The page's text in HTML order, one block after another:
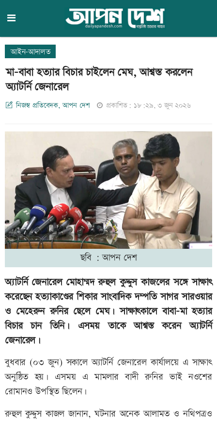
আইন-আদালত
মা-বাবা হত্যার বিচার চাইলেন মেঘ, আশ্বস্ত করলেন
অ্যাটর্নি জেনারেল
নিজস্ব প্রতিবেদক, আপন দেশ প্রকাশিত: ১৮:২৯, ৩ জুন ২০২৬
ছবি : আপন দেশ
অ্যাটর্নি জেনারেল মোহাম্মদ রুহুল কুদ্দুস কাজলের সঙ্গে সাক্ষাৎ
করেছেন হত্যাকাণ্ডের শিকার সাংবাদিক দম্পতি সাগর সারওয়ার
ও মেহেরুন রুনির ছেলে মেঘ। সাক্ষাৎকালে বাবা-মা হত্যার
বিচার চান তিনি। এসময় তাকে আশ্বস্ত করেন অ্যাটর্নি
জেনারেল।
বুধবার (০৩ জুন) সকালে অ্যাটর্নি জেনারেল কার্যালয়ে এ সাক্ষাৎ
অনুষ্ঠিত হয়। এসময় এ মামলার বাদী রুনির ভাই নওশের
রোমানও উপস্থিত ছিলেন।
রুহুল কুদ্দুস কাজল জানান, ঘটনার অনেক আলামত ও নথিপত্রও